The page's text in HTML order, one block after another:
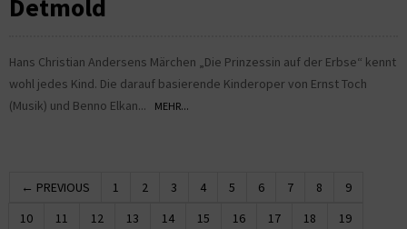
Detmold
Hans Christian Andersens Märchen „Die Prinzessin auf der Erbse“ kennt
wohl jedes Kind. Die darauf basierende Kinderoper von Ernst Toch
(Musik) und Benno Elkan...
MEHR...
← PREVIOUS 1 2 3 4 5 6 7 8
9
10
11 12 13 14 15 16 17 18
19